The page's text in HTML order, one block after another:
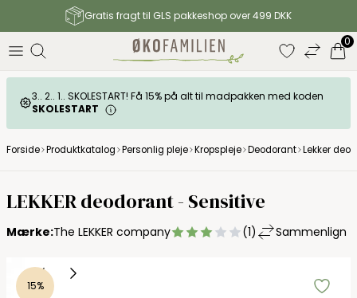
Gratis fragt til GLS pakkeshop over 499 DKK
0
3.. 2.. 1.. SKOLESTART! Få 15% på alt til madpakken med koden
SKOLESTART
Forside Produktkatalog Personlig pleje Kropspleje Deodorant Lekker
LEKKER deodorant - Sensitive
(1)
Mærke:The LEKKER company Sammenlign
15%